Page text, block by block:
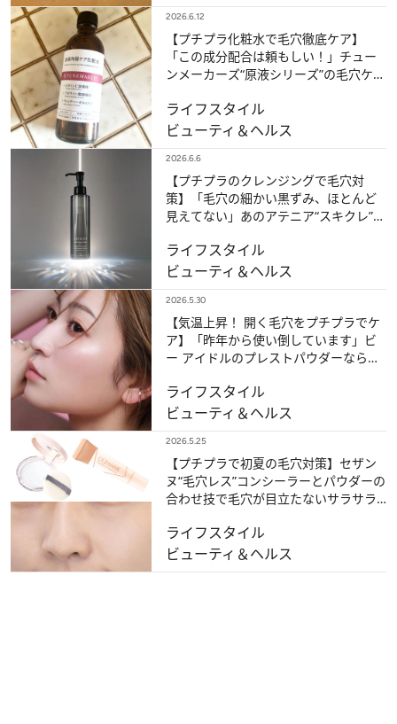
2026.6.12
【プチプラ化粧水で毛穴徹底ケア】
「この成分配合は頼もしい！」チュー
ンメーカーズ“原液シリーズ”の毛穴ケア
ライフスタイル
ビューティ＆ヘルス
2026.6.6
【プチプラのクレンジングで毛穴対
策】「毛穴の細かい黒ずみ、ほとんど
見えてない」あのアテニア“スキクレ”の
ライフスタイル
ビューティ＆ヘルス
2026.5.30
【気温上昇！ 開く毛穴をプチプラでケ
ア】「昨年から使い倒しています」ビ
ー アイドルのプレストパウダーならア
きる！
ライフスタイル
ビューティ＆ヘルス
2026.5.25
【プチプラで初夏の毛穴対策】セザン
ヌ“毛穴レス”コンシーラーとパウダーの
合わせ技で毛穴が目立たないサラサラ
ライフスタイル
ビューティ＆ヘルス